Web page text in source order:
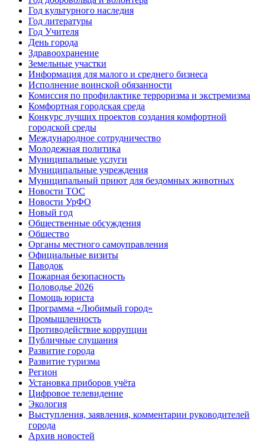
Год культурного наследия
Год литературы
Год Учителя
День города
Здравоохранение
Земельные участки
Информация для малого и среднего бизнеса
Исполнение воинской обязанности
Комиссия по профилактике терроризма и экстремизма
Комфортная городская среда
Конкурс лучших проектов создания комфортной
городской среды
Международное сотрудничество
Молодежная политика
Муниципальные услуги
Муниципальные учреждения
Муниципальный приют для бездомных животных
Новости ТОС
Новости УрФО
Новый год
Общественные обсуждения
Общество
Органы местного самоуправления
Официальные визиты
Паводок
Пожарная безопасность
Половодье 2026
Помощь юриста
Программа «Любимый город»
Промышленность
Противодействие коррупции
Публичные слушания
Развитие города
Развитие туризма
Регион
Установка приборов учёта
Цифровое телевидение
Экология
Выступления, заявления, комментарии руководителей
города
Архив новостей